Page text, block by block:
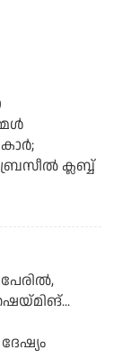
ക്ലബ്ബ്